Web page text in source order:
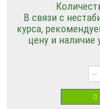
В связи с
курса,
цену и
−